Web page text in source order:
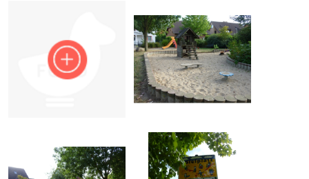
Kontakt
Impressum
Anmelden